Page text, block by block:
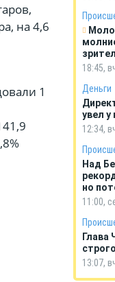
на 4,6
1
18:45,
Деньги
увел у
12:34,
Над
но
11:00,
Глава
13:07,